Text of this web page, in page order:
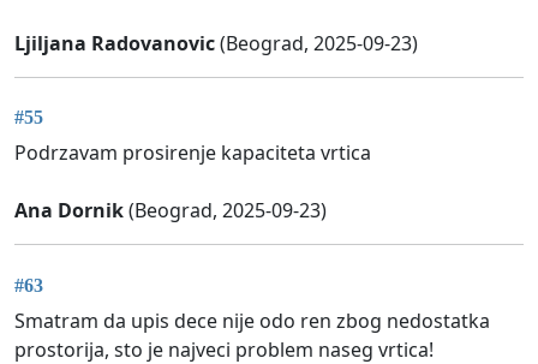
Ljiljana Radovanovic(Beograd, 2025-09-23)
#55
Podrzavam prosirenje kapaciteta vrtica
Ana Dornik(Beograd, 2025-09-23)
#63
Smatram da upis dece nije odo ren zbog nedostatka
prostorija, sto je najveci problem naseg vrtica!